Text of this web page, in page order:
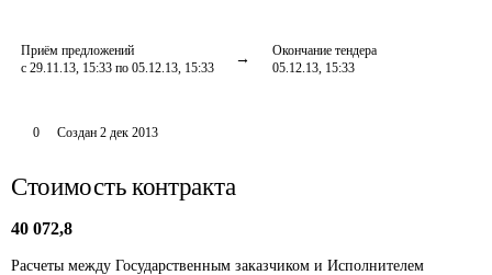
Приём предложений
с 29.11.13, 15:33 по 05.12.13, 15:33
Окончание тендера
05.12.13, 15:33
0 Создан 2 дек 2013
Стоимость контракта
40 072,8
Расчеты между Государственным заказчиком и Исполнителем